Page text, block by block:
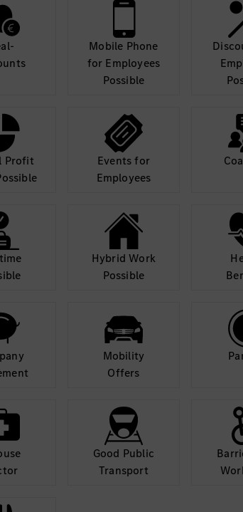
Mobile Phone
for Employees
Possible
Profit
Events for
Employees
Hybrid Work
Possible
Mobility
Offers
Good Public
Transport